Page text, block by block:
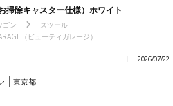
掃除キャスター仕様）ホワイト
ゴン
スツール
（ビューティガレージ）
2026/07/22
東京都